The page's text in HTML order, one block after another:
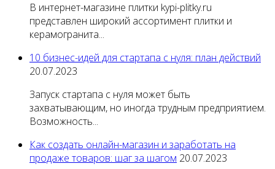
В интернет-магазине плитки kypi-plitky.ru
представлен широкий ассортимент плитки и
керамогранита...
10 бизнес-идей для стартапа с нуля: план действий
20.07.2023
Запуск стартапа с нуля может быть
захватывающим, но иногда трудным предприятием.
Возможность...
Как создать онлайн-магазин и заработать на
продаже товаров: шаг за шагом 20.07.2023